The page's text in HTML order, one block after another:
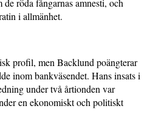
röda fångarnas amnesti, och
i allmänhet.
profil, men Backlund poängterar
inom bankväsendet. Hans insats i
under två årtionden var
en ekonomiskt och politiskt